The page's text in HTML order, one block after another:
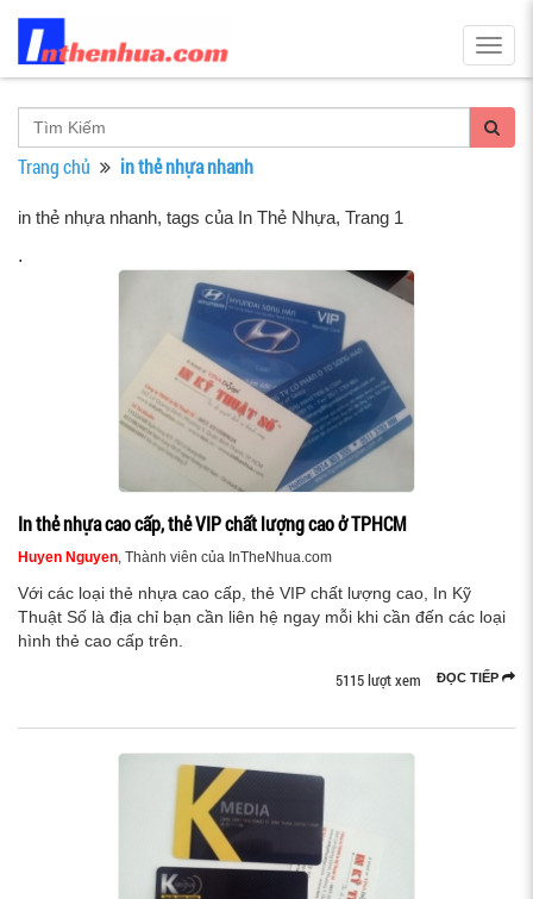
Trang chủ in thẻ nhựa nhanh
in thẻ nhựa nhanh, tags của In Thẻ Nhựa, Trang 1
.
In thẻ nhựa cao cấp, thẻ VIP chất lượng cao ở TPHCM
Huyen Nguyen, Thành viên của InTheNhua.com
Với các loại thẻ nhựa cao cấp, thẻ VIP chất lượng cao, In Kỹ
Thuật Số là địa chỉ bạn cần liên hệ ngay mỗi khi cần đến các loại
hình thẻ cao cấp trên.
ĐỌC TIẾP
5115 lượt xem